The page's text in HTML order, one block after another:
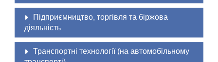
Підприємництво, торгівля та біржова
діяльність
Транспортні технології (на автомобільному